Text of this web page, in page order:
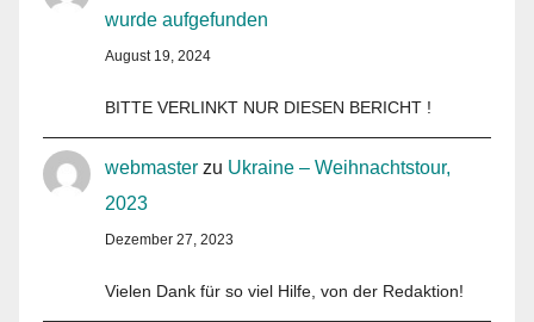
wurde aufgefunden
August 19, 2024
BITTE VERLINKT NUR DIESEN BERICHT !
webmaster zu Ukraine – Weihnachtstour,
2023
Dezember 27, 2023
Vielen Dank für so viel Hilfe, von der Redaktion!